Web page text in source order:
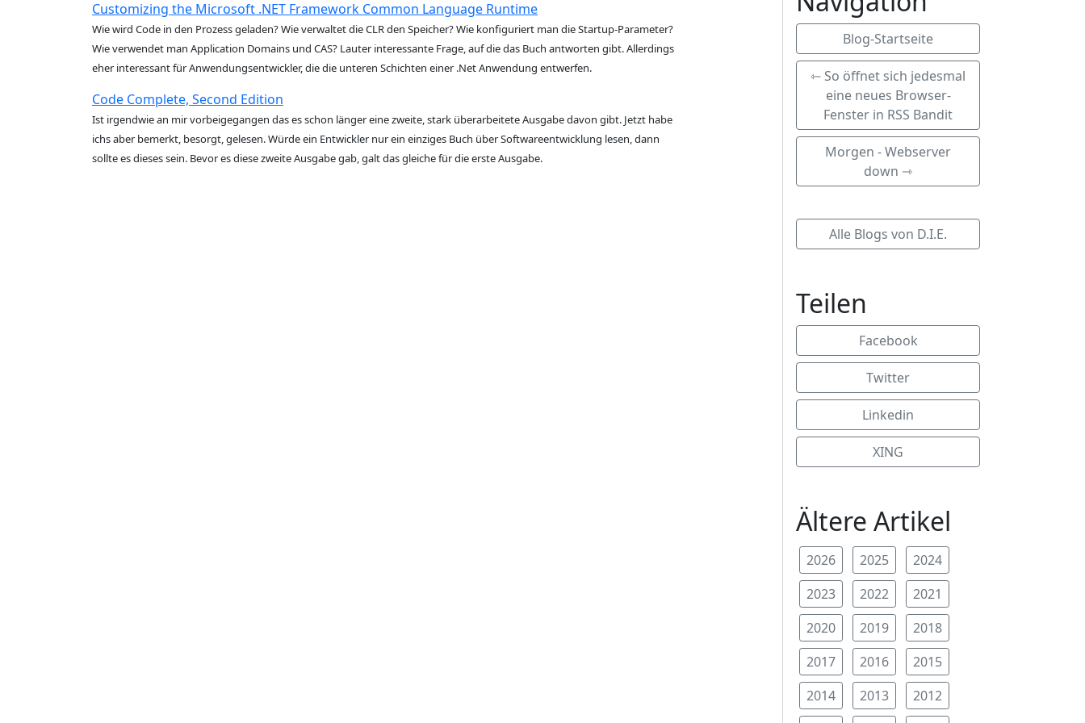
Customizing the Microsoft .NET Framework Common Language Runtime
Wie wird Code in den Prozess geladen? Wie verwaltet die CLR den Speicher? Wie konfiguriert man die Startup-Parameter?
Wie verwendet man Application Domains und CAS? Lauter interessante Frage, auf die das Buch antworten gibt. Allerdings
eher interessant für Anwendungsentwickler, die die unteren Schichten einer .Net Anwendung entwerfen.
Code Complete, Second Edition
Ist irgendwie an mir vorbeigegangen das es schon länger eine zweite, stark überarbeitete Ausgabe davon gibt. Jetzt habe
ichs aber bemerkt, besorgt, gelesen. Würde ein Entwickler nur ein einziges Buch über Softwareentwicklung lesen, dann
sollte es dieses sein. Bevor es diese zweite Ausgabe gab, galt das gleiche für die erste Ausgabe.
Blog-Startseite
⇽ So öffnet sich jedesmal
eine neues Browser-
Fenster in RSS Bandit
Morgen - Webserver
down ⇾
Alle Blogs von D.I.E.
Teilen
Facebook
Twitter
Linkedin
XING
Ältere Artikel
2026 2025
2024
2023
2022
2021
2020
2019
2018
2017
2016
2015
2014
2013
2012